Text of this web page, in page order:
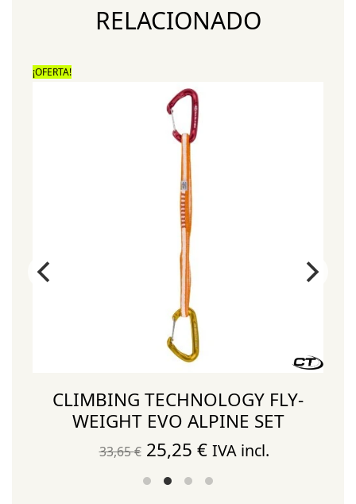
RELACIONADO
¡OFERTA!
CLIMBING TECHNOLOGY FLY-
WEIGHT EVO ALPINE SET
33,65€ El
precio
25,25 €El
precio
IVA incl.